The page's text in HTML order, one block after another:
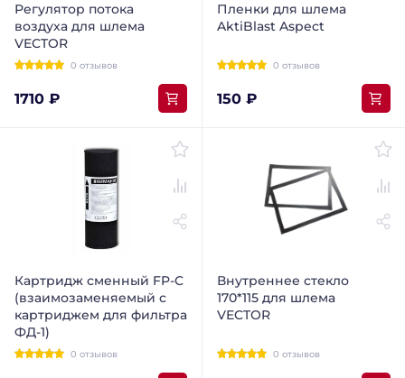
Регулятор потока
воздуха для шлема
VECTOR
0 отзывов
1710 ₽
Пленки для шлема
AktiBlast Aspect
0 отзывов
150 ₽
Картридж сменный FP-C
(взаимозаменяемый с
картриджем для фильтра
ФД-1)
0 отзывов
Внутреннее стекло
170*115 для шлема
VECTOR
0 отзывов